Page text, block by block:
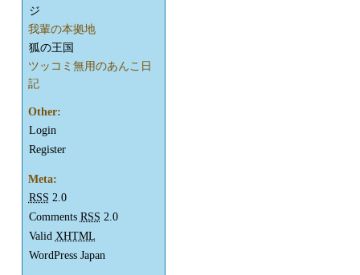
ジ
我輩の本拠地
狐の王国
ツッコミ無用のあんこ日
記
Other:
Login
Register
Meta:
RSS 2.0
Comments RSS 2.0
Valid XHTML
WordPress Japan